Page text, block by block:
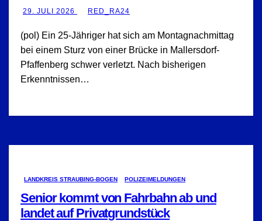
29. JULI 2026 RED_RA24
(pol) Ein 25-Jähriger hat sich am Montagnachmittag
bei einem Sturz von einer Brücke in Mallersdorf-
Pfaffenberg schwer verletzt. Nach bisherigen
Erkenntnissen…
LANDKREIS STRAUBING-BOGEN POLIZEIMELDUNGEN
Senior kommt von Fahrbahn ab und
landet auf Privatgrundstück